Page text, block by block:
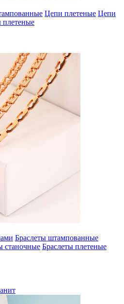
Цепи плетеные Цепи
плетеные
Браслеты штампованные
станочные Браслеты плетеные